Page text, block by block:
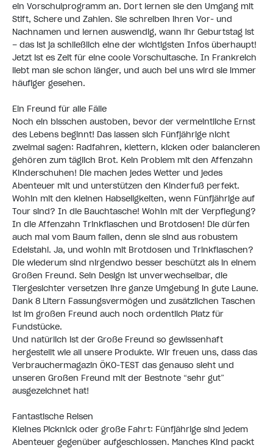
ein Vorschulprogramm an. Dort lernen sie den Umgang mit
Stift, Schere und Zahlen. Sie schreiben ihren Vor- und
Nachnamen und lernen auswendig, wann ihr Geburtstag ist
– das ist ja schließlich eine der wichtigsten Infos überhaupt!
Jetzt ist es Zeit für eine coole Vorschultasche. In Frankreich
liebt man sie schon länger, und auch bei uns wird sie immer
häufiger gesehen.
Ein Freund für alle Fälle
Noch ein bisschen austoben, bevor der vermeintliche Ernst
des Lebens beginnt! Das lassen sich Fünfjährige nicht
zweimal sagen: Radfahren, klettern, kicken oder balancieren
gehören zum täglich Brot. Kein Problem mit den Affenzahn
Kinderschuhen! Die machen jedes Wetter und jedes
Abenteuer mit und unterstützen den Kinderfuß perfekt.
Wohin mit den kleinen Habseligkeiten, wenn Fünfjährige auf
Tour sind? In die ​Bauchtasche​! Wohin mit der Verpflegung?
In die Affenzahn Trinkflaschen und ​Brotdosen​! Die dürfen
auch mal vom Baum fallen, denn sie sind aus robustem
Edelstahl. Ja, und wohin mit Brotdosen und Trinkflaschen?
Die wiederum sind nirgendwo besser beschützt als in einem
Großen Freund. Sein Design ist unverwechselbar, die
Tiergesichter versetzen ihre ganze Umgebung in gute Laune.
Dank 8 Litern Fassungsvermögen und zusätzlichen Taschen
ist im großen Freund auch noch ordentlich Platz für
Fundstücke.
Und natürlich ist der Große Freund so gewissenhaft
hergestellt wie all unsere Produkte. Wir freuen uns, dass das
Verbrauchermagazin ÖKO-TEST das genauso sieht und
unseren Großen Freund mit der Bestnote “sehr gut”
ausgezeichnet hat!
Fantastische Reisen
Kleines Picknick oder große Fahrt: Fünfjährige sind jedem
Abenteuer gegenüber aufgeschlossen. Manches Kind packt